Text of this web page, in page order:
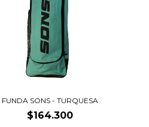
FUNDA SONS - TURQUESA
$164.300